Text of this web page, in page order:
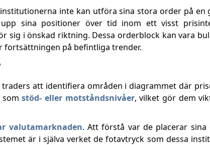
inte kan utföra sina stora order på en
sina positioner över tid inom ett visst
sig i önskad riktning. Dessa orderblock kan vara
fortsättningen på befintliga trender.
att identifiera områden i diagrammet där
stöd- eller motståndsnivåer, vilket gör dem
valutamarknaden. Att förstå var de placerar
är i själva verket de fotavtryck som dessa